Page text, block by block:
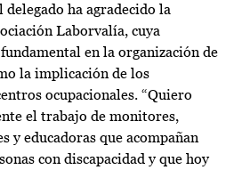
ha agradecido la
Laborvalía, cuya
en la organización de
la implicación de los
ocupacionales. “Quiero
el trabajo de monitores,
y educadoras que acompañan
con discapacidad y que hoy